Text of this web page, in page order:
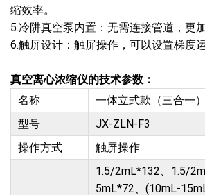
缩效率。
5.冷阱真空泵内置：无需连接管道，更
6.触屏设计：触屏操作，可以设置梯度运
真空离心浓缩仪的技术参数：
名称
一体立式款（三合一）
型号
JX-ZLN-F3
操作方式
触屏操作
1.5/2mL*132、1.5/
5mL*72、(10mL-